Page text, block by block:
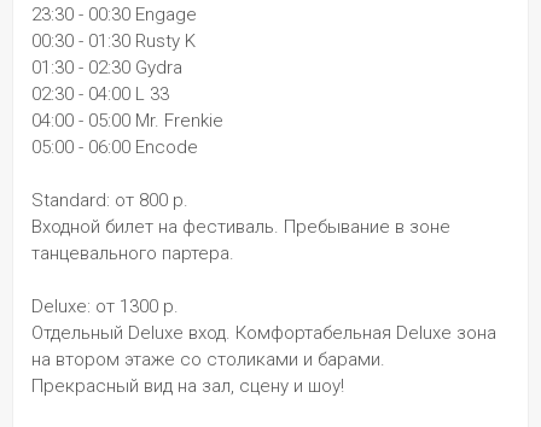
23:30 - 00:30 Engage
00:30 - 01:30 Rusty K
01:30 - 02:30 Gydra
02:30 - 04:00 L 33
04:00 - 05:00 Mr. Frenkie
05:00 - 06:00 Encode
Standard: от 800 р.
Входной билет на фестиваль. Пребывание в зоне
танцевального партера.
Deluxe: от 1300 р.
Отдельный Deluxe вход. Комфортабельная Deluxe зона
на втором этаже со столиками и барами.
Прекрасный вид на зал, сцену и шоу!